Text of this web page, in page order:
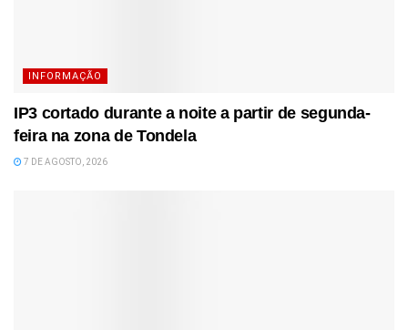
INFORMAÇÃO
IP3 cortado durante a noite a partir de segunda-
feira na zona de Tondela
7 DE AGOSTO, 2026